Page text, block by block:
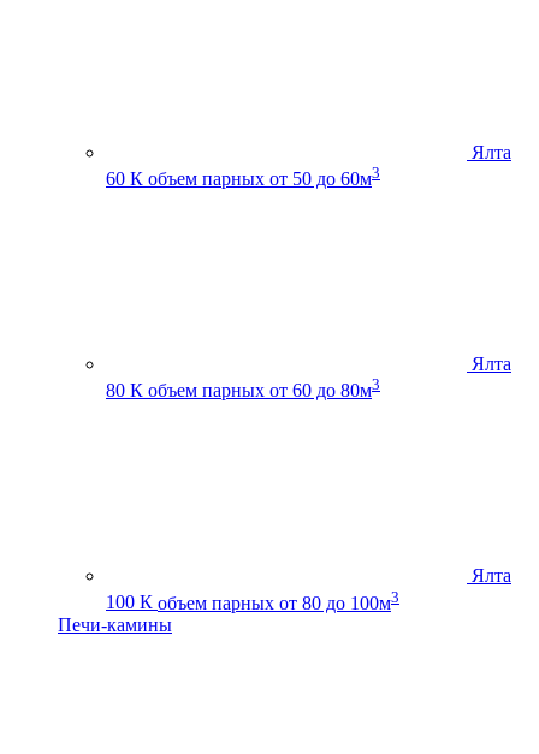
Ялта
60 К объем парных от 50 до 60м3
Ялта
80 К объем парных от 60 до 80м3
Ялта
100 К объем парных от 80 до 100м3
Печи-камины